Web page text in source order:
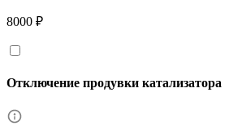
8000 ₽
Отключение продувки катализатора